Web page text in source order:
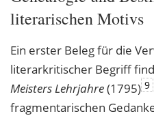
literarischen Motivs
Ein erster Beleg für die
literarkritischer Begriff
Meisters Lehrjahre(1795) 9
fragmentarischen